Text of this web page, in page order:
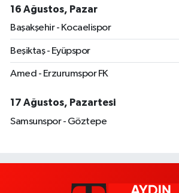
16 Ağustos, Pazar
Başakşehir - Kocaelispor
Beşiktaş - Eyüpspor
Amed - Erzurumspor FK
17 Ağustos, Pazartesi
Samsunspor - Göztepe